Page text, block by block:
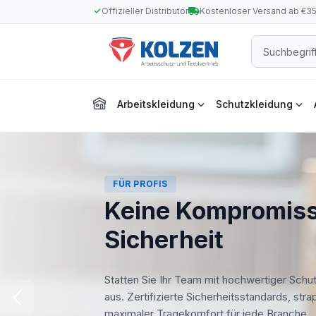
Hauptinhalt springen
Zur Suche springen
Zur Hauptnavigation springen
Offizieller Distributor Kostenloser Versand ab
Arbeitskleidung Schutzkleidung
FÜR PROFIS
Keine
Sicherheit
Statten Sie Ihr Team mit hochwertiger
aus. Zertifizierte Sicherheitsstandards,